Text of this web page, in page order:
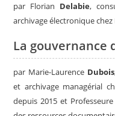
par Florian Delabie,
archivage électronique
La gouvernance
par Marie-Laurence Dubois
et archivage managérial
depuis 2015 et